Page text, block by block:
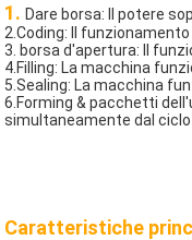
1. Dare borsa: Il potere
2.Coding: Il
3. borsa d'apertura: Il
4.Filling: La macchina
5.Sealing: La macchina
6.Forming & pacchetti
simultaneamente dal ciclo
Caratteristiche